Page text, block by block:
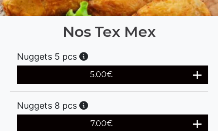
Nos Tex Mex
Nuggets 5 pcs
5.00€
Nuggets 8 pcs
7.00€